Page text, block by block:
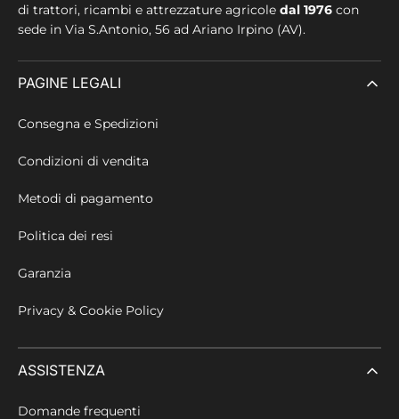
di trattori, ricambi e attrezzature agricole dal 1976 con
sede in Via S.Antonio, 56 ad Ariano Irpino (AV).
PAGINE LEGALI
Consegna e Spedizioni
Condizioni di vendita
Metodi di pagamento
Politica dei resi
Garanzia
Privacy & Cookie Policy
ASSISTENZA
Domande frequenti